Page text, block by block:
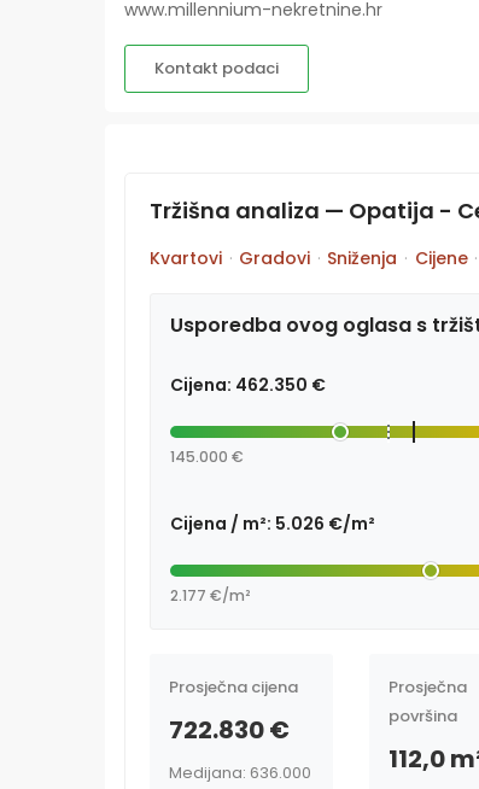
www.millennium-nekretnine.hr
Kontakt podaci
Tržišna analiza — Opatija -
Kvartovi · Gradovi · Sniženja · Cijene ·
Usporedba ovog oglasa s
Cijena: 462.350 €
145.000 €
Cijena / m²: 5.026 €/m²
2.177 €/m²
Prosječna cijena
722.830 €
Medijana: 636.000
Prosječna
površina
112,0